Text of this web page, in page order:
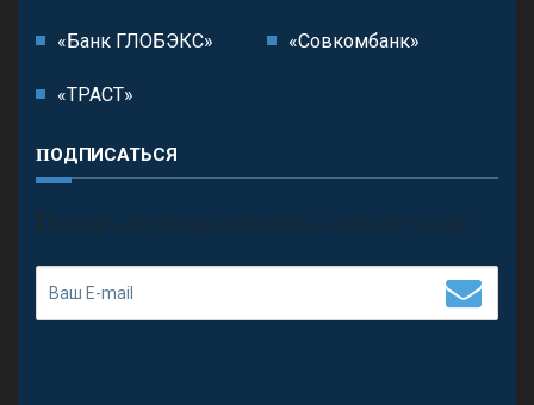
«Банк ГЛОБЭКС» «Совкомбанк»
«ТРАСТ»
ПОДПИСАТЬСЯ
П олучить последние обновления и предложения.